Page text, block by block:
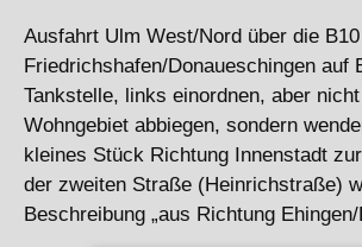
Ausfahrt Ulm West/Nord über die
Friedrichshafen/Donaueschingen auf
Tankstelle, links einordnen, aber
Wohngebiet abbiegen, sondern
kleines Stück Richtung Innenstadt
der zweiten Straße (Heinrichstraße)
Beschreibung „aus Richtung